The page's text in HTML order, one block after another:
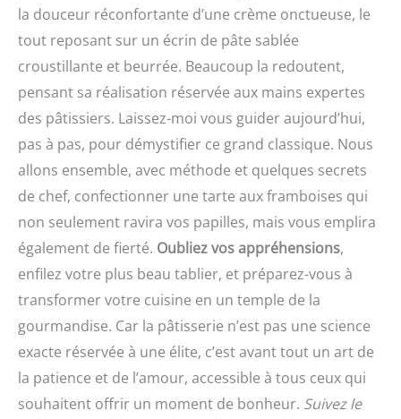
la douceur réconfortante d’une crème onctueuse, le
tout reposant sur un écrin de pâte sablée
croustillante et beurrée. Beaucoup la redoutent,
pensant sa réalisation réservée aux mains expertes
des pâtissiers. Laissez-moi vous guider aujourd’hui,
pas à pas, pour démystifier ce grand classique. Nous
allons ensemble, avec méthode et quelques secrets
de chef, confectionner une tarte aux framboises qui
non seulement ravira vos papilles, mais vous emplira
également de fierté. Oubliez vos appréhensions,
enfilez votre plus beau tablier, et préparez-vous à
transformer votre cuisine en un temple de la
gourmandise. Car la pâtisserie n’est pas une science
exacte réservée à une élite, c’est avant tout un art de
la patience et de l’amour, accessible à tous ceux qui
souhaitent offrir un moment de bonheur. Suivez le